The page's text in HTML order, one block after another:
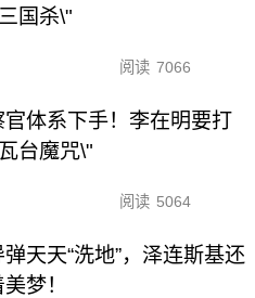
国杀\"
阅读 7066
官体系下手！李在明要打
台魔咒\"
阅读 5064
天天“洗地”，泽连斯基还
梦！